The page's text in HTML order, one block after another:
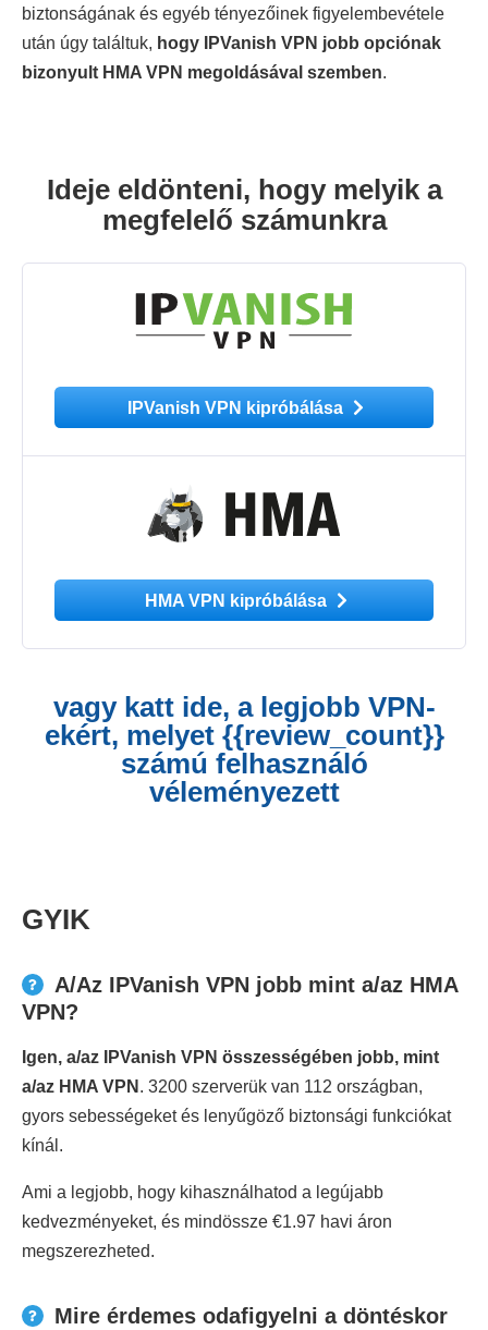
biztonságának és egyéb tényezőinek figyelembevétele
után úgy találtuk, hogy IPVanish VPN jobb opciónak
bizonyult HMA VPN megoldásával szemben.
Ideje eldönteni, hogy melyik a
megfelelő számunkra
IPVanish VPN kipróbálása
HMA VPN kipróbálása
vagy katt ide, a legjobb VPN-
ekért, melyet {{review_count}}
számú felhasználó
véleményezett
GYIK
A/Az IPVanish VPN jobb mint a/az HMA
VPN?
Igen, a/az IPVanish VPN összességében jobb, mint
a/az HMA VPN . 3200 szerverük van 112 országban,
gyors sebességeket és lenyűgöző biztonsági funkciókat
kínál.
Ami a legjobb, hogy kihasználhatod a legújabb
kedvezményeket, és mindössze €1.97 havi áron
megszerezheted.
Mire érdemes odafigyelni a döntéskor